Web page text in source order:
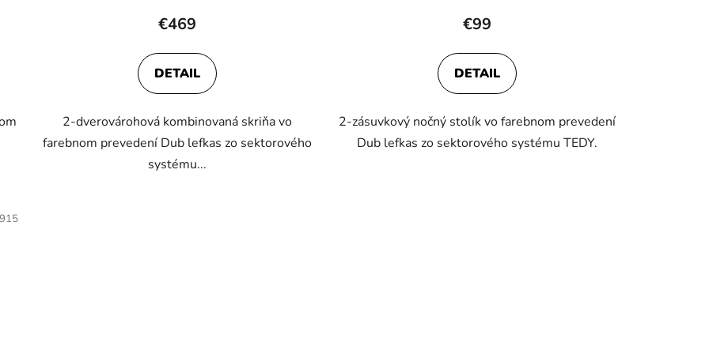
€469
DETAIL
2-dverovárohová kombinovaná skriňa vo
farebnom prevedení Dub lefkas zo sektorového
systému...
€99
DETAIL
2-zásuvkový nočný stolík vo farebnom prevedení
Dub lefkas zo sektorového systému TEDY.